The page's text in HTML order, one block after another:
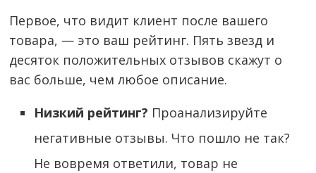
Первое, что видит клиент после вашего
товара, — это ваш рейтинг. Пять звезд и
десяток положительных отзывов скажут о
вас больше, чем любое описание.
Низкий рейтинг? Проанализируйте
негативные отзывы. Что пошло не так?
Не вовремя ответили, товар не